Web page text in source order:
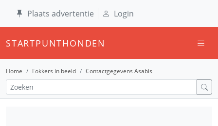
Plaats advertentie Login
STARTPUNTHONDEN
Home Fokkers in beeld Contactgegevens Asabis